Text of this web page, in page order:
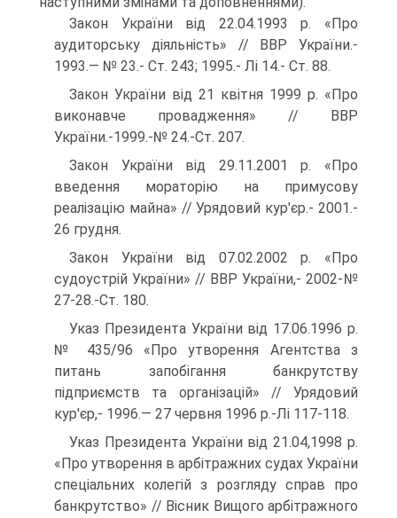
Закон України від 22.04.1993 р. «Про
аудиторську діяльність» // ВВР України.-
1993.— № 23.- Ст. 243; 1995.- Лі 14.- Ст. 88.
Закон України від 21 квітня 1999 р. «Про
виконавче провадження» // ВВР
України.-1999.-№ 24.-Ст. 207.
Закон України від 29.11.2001 р. «Про
введення мораторію на примусову
реалізацію майна» // Урядовий кур'єр.- 2001.-
26 грудня.
Закон України від 07.02.2002 р. «Про
судоустрій України» // ВВР України,- 2002-№
27-28.-Ст. 180.
Указ Президента України від 17.06.1996 р.
№ 435/96 «Про утворення Агентства з
питань запобігання банкрутству
підприємств та організацій» // Урядовий
кур'єр,- 1996.— 27 червня 1996 р.-Лі 117-118.
Указ Президента України від 21.04,1998 р.
«Про утворення в арбітражних судах України
спеціальних колегій з розгляду справ про
банкрутство» // Вісник Вищого арбітражного